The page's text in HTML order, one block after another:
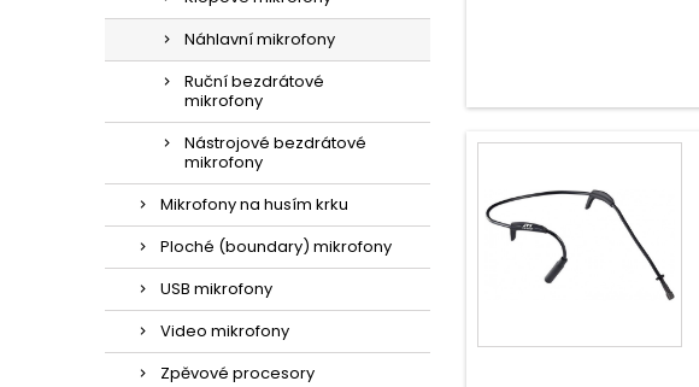
Náhlavní mikrofony
Ruční bezdrátové
mikrofony
Nástrojové bezdrátové
mikrofony
Mikrofony na husím krku
Ploché (boundary) mikrofony
USB mikrofony
Video mikrofony
Zpěvové procesory